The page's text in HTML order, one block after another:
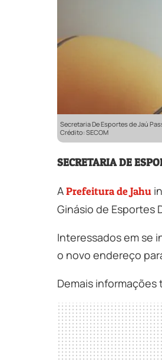
Secretaria De Esportes de Jaú
Crédito: SECOM
SECRETARIA DE
APrefeitura de Jahu
Ginásio de Esportes
Interessados em se
o novo endereço
Demais